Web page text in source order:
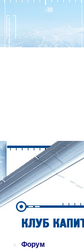
Форум